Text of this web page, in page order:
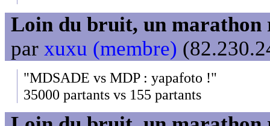
Loin du bruit, un marathon
par xuxu (membre)
"MDSADE vs MDP : yapafoto !"
35000 partants vs 155 partants